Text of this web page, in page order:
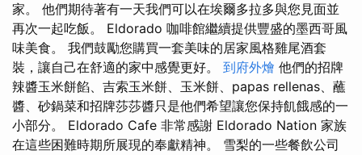
家。 他們期待著有一天我們可以在埃爾多拉多與您見面並
再次一起吃飯。 Eldorado 咖啡館繼續提供豐盛的墨西哥風
味美食。 我們鼓勵您購買一套美味的居家風格雞尾酒套
裝，讓自己在舒適的家中感覺更好。 到府外燴 他們的招牌
辣醬玉米餅餡、吉索玉米餅、玉米餅、papas rellenas、蘸
醬、砂鍋菜和招牌莎莎醬只是他們希望讓您保持飢餓感的一
小部分。 Eldorado Cafe 非常感謝 Eldorado Nation 家族
在這些困難時期所展現的奉獻精神。 雪梨的一些餐飲公司